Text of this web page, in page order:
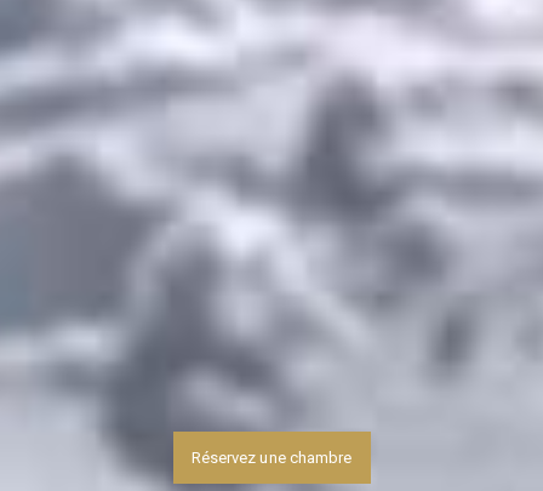
Réservez une chambre